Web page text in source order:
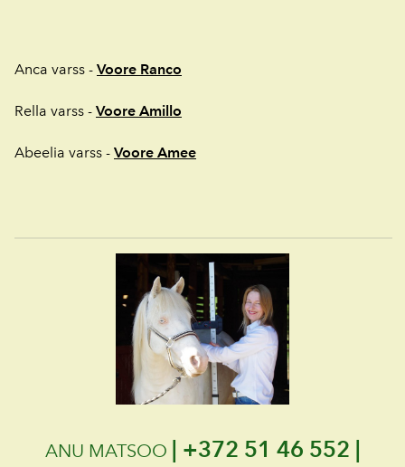
Anca varss - Voore Ranco
Rella varss - Voore Amillo
Abeelia varss - Voore Amee
ANU MATSOO | +372 51 46 552 |